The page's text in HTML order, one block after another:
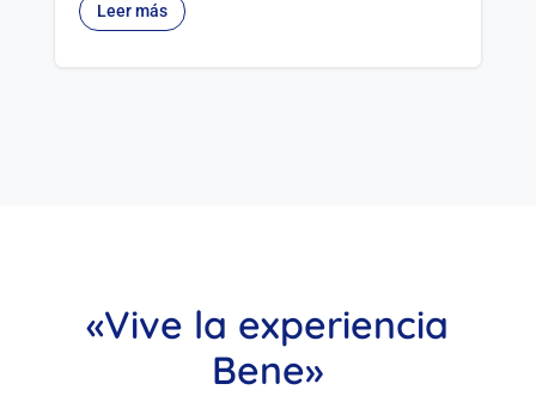
Leer más
«Vive la experiencia
Bene»